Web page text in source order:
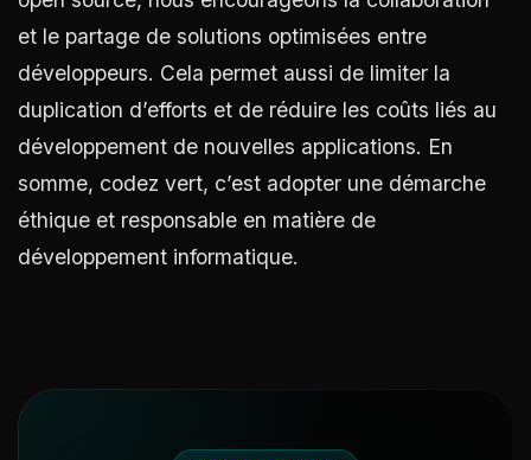
et le partage de solutions optimisées entre
développeurs. Cela permet aussi de limiter la
duplication d’efforts et de réduire les coûts liés au
développement de nouvelles applications. En
somme, codez vert, c’est adopter une démarche
éthique et responsable en matière de
développement informatique.